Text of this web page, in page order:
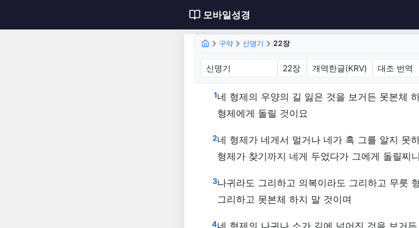
모바일성경
구약 신명기 22장
신명기 22장 (개역한
1네 형제의 우양의 길 잃은 것을 보거든 못본체
형제에게 돌릴 것이요
2네 형제가 네게서 멀거나 네가 혹 그를 알지 못
형제가 찾기까지 네게 두었다가 그에게 돌릴찌니
3나귀라도 그리하고 의복이라도 그리하고 무릇
그리하고 못본체 하지 말 것이며
4네 형제의 나귀나 소가 길에 넘어진 것을 보거